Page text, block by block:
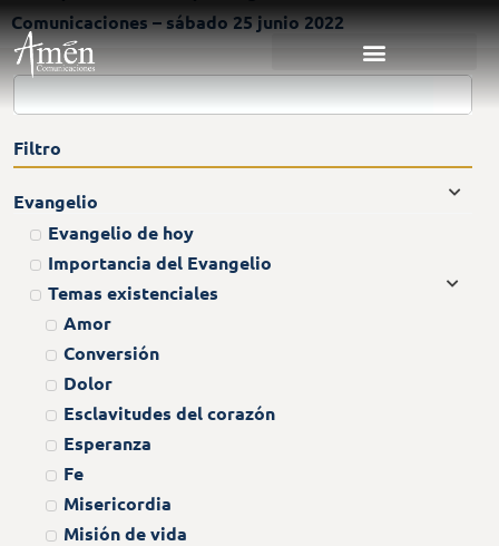
Comunicaciones – sábado 25 junio 2022
Filtro
Evangelio
Evangelio de hoy
Importancia del Evangelio
Temas existenciales
Amor
Conversión
Dolor
Esclavitudes del corazón
Esperanza
Fe
Misericordia
Misión de vida